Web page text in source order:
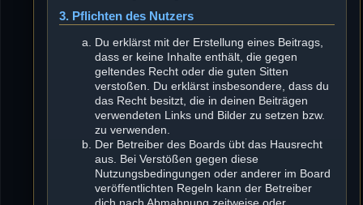
3. Pflichten des Nutzers
Du erklärst mit der Erstellung eines Beitrags,
dass er keine Inhalte enthält, die gegen
geltendes Recht oder die guten Sitten
verstoßen. Du erklärst insbesondere, dass du
das Recht besitzt, die in deinen Beiträgen
verwendeten Links und Bilder zu setzen bzw.
zu verwenden.
Der Betreiber des Boards übt das Hausrecht
aus. Bei Verstößen gegen diese
Nutzungsbedingungen oder anderer im Board
veröffentlichten Regeln kann der Betreiber